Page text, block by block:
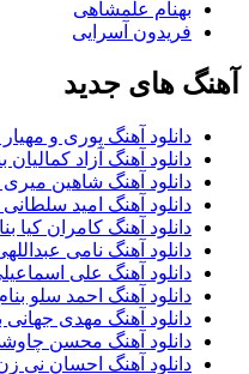
بهنام علمشاهی
فریدون آسرایی
آهنگ های جدید
دانلود آهنگ پوری و مهیار
دانلود آهنگ آزاد
دانلود آهنگ شاهین
دانلود آهنگ امید
دانلود آهنگ کامران کیا
دانلود آهنگ نامی
دانلود آهنگ علی
دانلود آهنگ احمد سلو
دانلود آهنگ مهدی جهانی
دانلود آهنگ محسن
دانلود آهنگ احسان نی